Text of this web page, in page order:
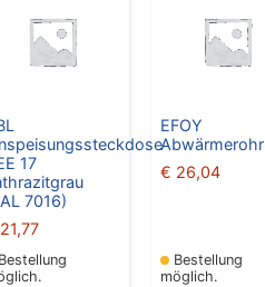
17
7016)
21,77
Bestellung
EFOY
Abwärmerohr
€ 26,04
Bestellung
möglich.